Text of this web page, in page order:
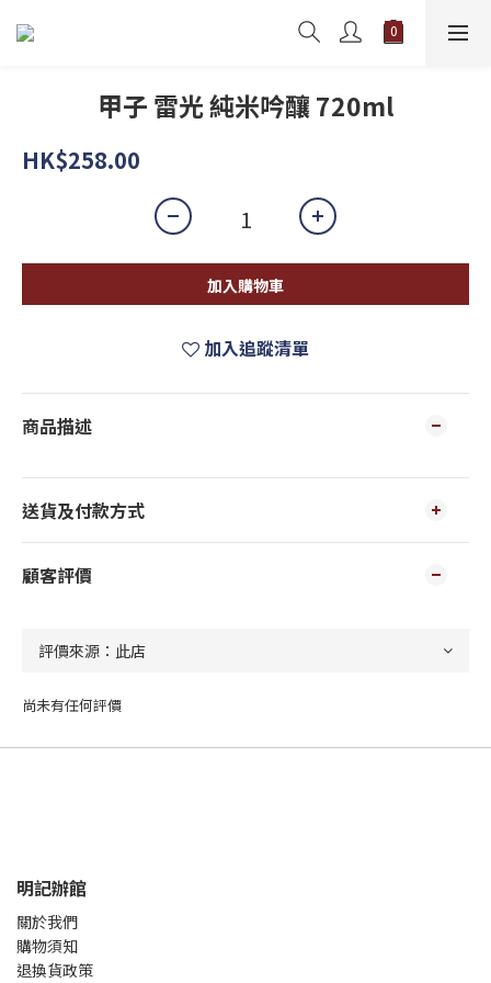
甲子 雷光 純米吟釀 720ml
HK$258.00
加入購物車
加入追蹤清單
商品描述
送貨及付款方式
顧客評價
尚未有任何評價
明記辦館
關於我們
購物須知
退換貨政策